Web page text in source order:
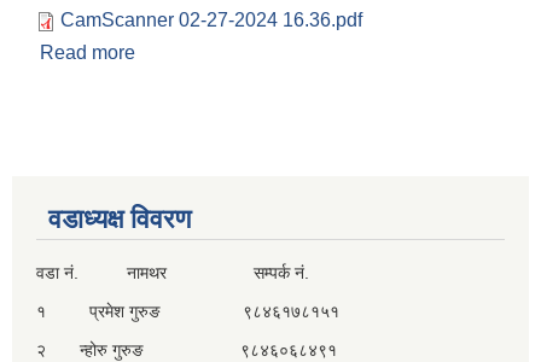
CamScanner 02-27-2024 16.36.pdf
Read more
वडाध्यक्ष विवरण
वडा नं. नामथर सम्पर्क नं.
१ प्रमेश गुरुङ ९८४६१७८१५१
२ न्होरु गुरुङ ९८४६०६८४९१